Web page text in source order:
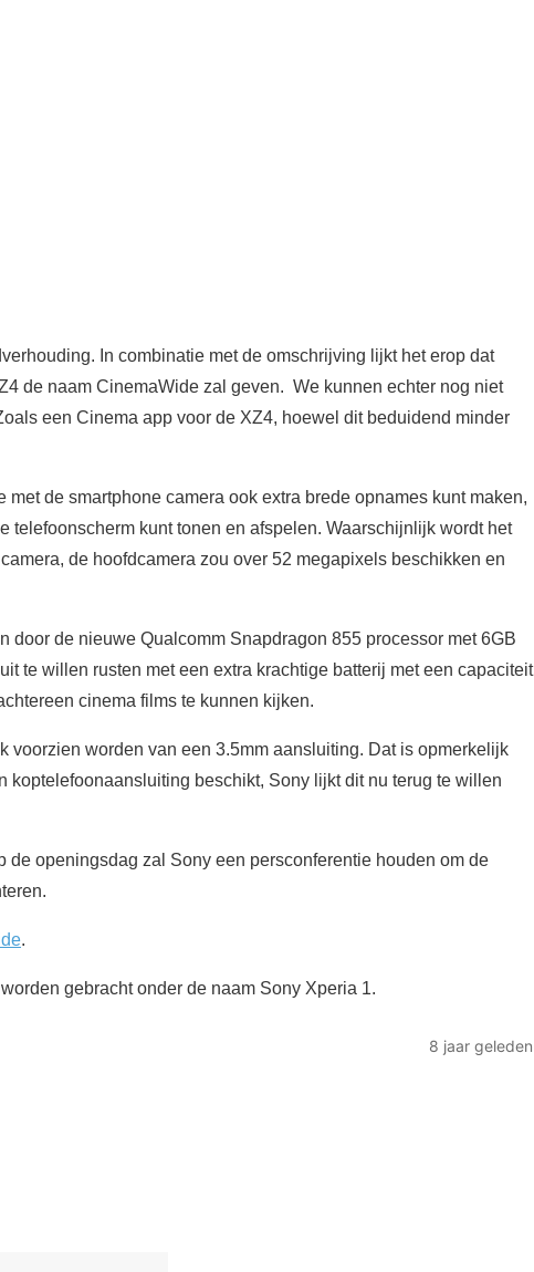
In combinatie met de omschrijving lijkt het erop dat
de naam CinemaWide zal geven. We kunnen echter nog niet
een Cinema app voor de XZ4, hoewel dit beduidend minder
met de smartphone camera ook extra brede opnames kunt maken,
telefoonscherm kunt tonen en afspelen. Waarschijnlijk wordt het
de hoofdcamera zou over 52 megapixels beschikken en
door de nieuwe Qualcomm Snapdragon 855 processor met 6GB
te willen rusten met een extra krachtige batterij met een capaciteit
cinema films te kunnen kijken.
voorzien worden van een 3.5mm aansluiting. Dat is opmerkelijk
beschikt, Sony lijkt dit nu terug te willen
de openingsdag zal Sony een persconferentie houden om de
.
gebracht onder de naam Sony Xperia 1.
8 jaar geleden